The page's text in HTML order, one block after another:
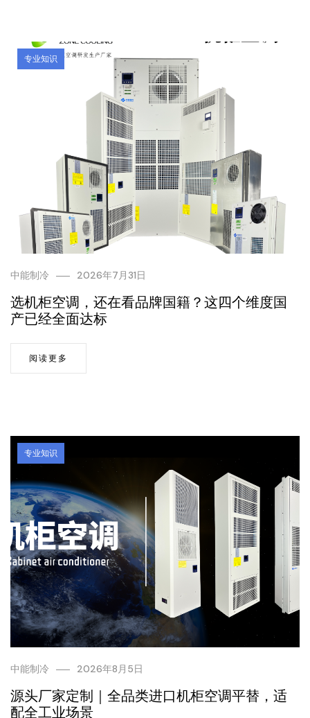
专业知识
中能制冷 2026年7月31日
选机柜空调，还在看品牌国籍？这四个维度国
产已经全面达标
阅读更多
专业知识
中能制冷 2026年8月5日
源头厂家定制｜全品类进口机柜空调平替，适
配全工业场景